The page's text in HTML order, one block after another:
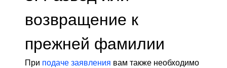
возвращение к
прежней фамилии
При подаче заявления вам также необходимо